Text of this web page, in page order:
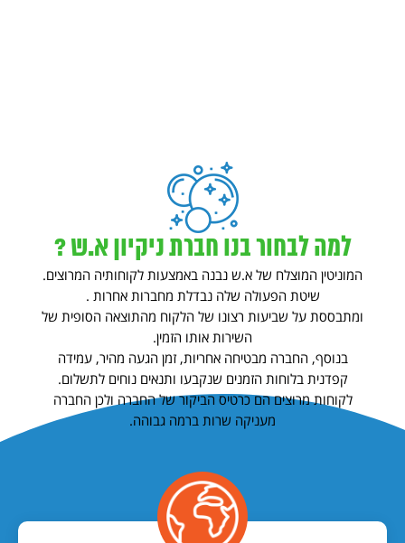
למה לבחור בנו חברת ניקיון א.ש ?
המוניטין המוצלח של א.ש נבנה באמצעות לקוחותיה המרוצים.
שיטת הפעולה שלה נבדלת מחברות אחרות .
ומתבססת על שביעות רצונו של הלקוח מהתוצאה הסופית של
השירות אותו הזמין.
בנוסף, החברה מבטיחה אחריות, זמן הגעה מהיר, עמידה
קפדנית בלוחות הזמנים שנקבעו ותנאים נוחים לתשלום.
לקוחות מרוצים הם כרטיס הביקור של החברה ולכן החברה
מעניקה שרות ברמה גבוהה.